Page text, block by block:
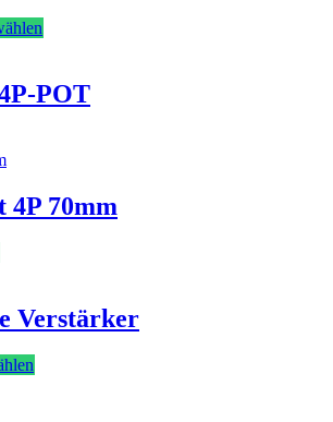
mehrere
Varianten
auf
der
POT
4P 70mm
Verstärker